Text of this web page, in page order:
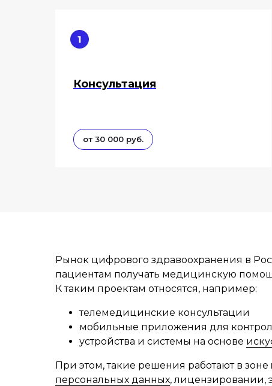
Консультация
от 30 000 руб.
Рынок цифрового здравоохранения в
пациентам получать медицинскую
К таким проектам относятся, например:
телемедицинские консультации
мобильные приложения для
устройства и системы на основе
При этом, такие решения работают в зоне
персональных данных, лицензировании,